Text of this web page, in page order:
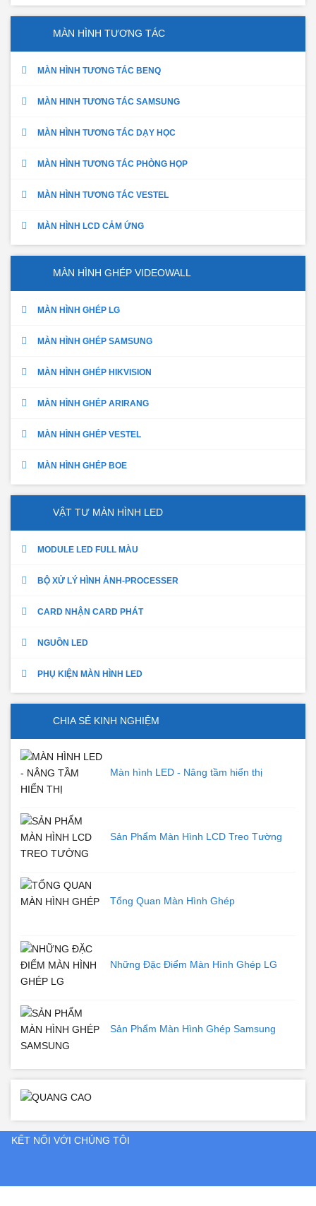
MÀN HÌNH TƯƠNG TÁC
MÀN HÌNH TƯƠNG TÁC BENQ
MÀN HINH TƯƠNG TÁC SAMSUNG
MÀN HÌNH TƯƠNG TÁC DẠY HỌC
MÀN HÌNH TƯƠNG TÁC PHÒNG HỌP
MÀN HÌNH TƯƠNG TÁC VESTEL
MÀN HÌNH LCD CẢM ỨNG
MÀN HÌNH GHÉP VIDEOWALL
MÀN HÌNH GHÉP LG
MÀN HÌNH GHÉP SAMSUNG
MÀN HÌNH GHÉP HIKVISION
MÀN HÌNH GHÉP ARIRANG
MÀN HÌNH GHÉP VESTEL
MÀN HÌNH GHÉP BOE
VẬT TƯ MÀN HÌNH LED
MODULE LED FULL MÀU
BỘ XỬ LÝ HÌNH ẢNH-PROCESSER
CARD NHẬN CARD PHÁT
NGUỒN LED
PHỤ KIỆN MÀN HÌNH LED
CHIA SẺ KINH NGHIỆM
Màn hình LED - Nâng tầm hiển thị
Sản Phẩm Màn Hình LCD Treo Tường
Tổng Quan Màn Hình Ghép
Những Đặc Điểm Màn Hình Ghép LG
Sản Phẩm Màn Hình Ghép Samsung
KẾT NỐI VỚI CHÚNG TÔI